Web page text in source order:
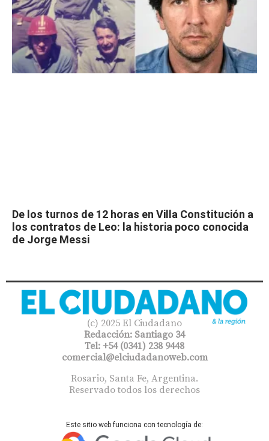
De los turnos de 12 horas en Villa Constitución a
los contratos de Leo: la historia poco conocida
de Jorge Messi
(c) 2025 El Ciudadano
Redacción: Santiago 34
Tel: +54 (0341) 238 9448
comercial@elciudadanoweb.com​
Rosario, Santa Fe, Argentina.
Reservado todos los derechos
Este sitio web funciona con tecnología de: